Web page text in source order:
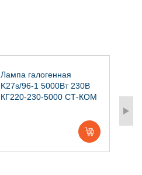
Лампа галогенная
K27s/96-1 5000Вт 230В
КГ220-230-5000 СТ-КОМ